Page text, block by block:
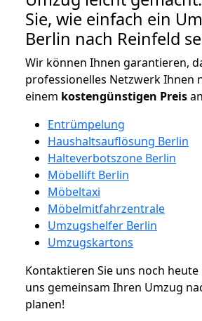
Sie, wie einfach ein
Berlin nach Reinfeld
Wir können Ihnen garantieren,
professionelles Netzwerk Ihnen
einem kostengünstigen Preis
Entrümpelung
Haushaltsauflösung Berlin
Halteverbotszone Berlin
Möbellift Berlin
Möbeltaxi
Möbelmitfahrzentrale
Umzugshelfer Berlin
Umzugskartons
Kontaktieren Sie uns noch heute
uns gemeinsam Ihren Umzug
planen!